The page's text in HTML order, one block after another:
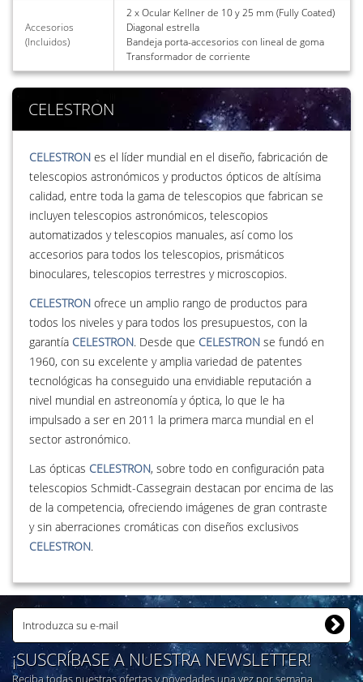
Accesorios
(Incluidos)
2 x Ocular Kellner de 10 y 25 mm (Fully Coated)
Diagonal estrella
Bandeja porta-accesorios con lineal de goma
Transformador de corriente
CELESTRON
CELESTRON es el líder mundial en el diseño, fabricación de
telescopios astronómicos y productos ópticos de altísima
calidad, entre toda la gama de telescopios que fabrican se
incluyen telescopios astronómicos, telescopios
automatizados y telescopios manuales, así como los
accesorios para todos los telescopios, prismáticos
binoculares, telescopios terrestres y microscopios.
CELESTRON ofrece un amplio rango de productos para
todos los niveles y para todos los presupuestos, con la
garantía CELESTRON. Desde que CELESTRON se fundó en
1960, con su excelente y amplia variedad de patentes
tecnológicas ha conseguido una envidiable reputación a
nivel mundial en astreonomía y óptica, lo que le ha
impulsado a ser en 2011 la primera marca mundial en el
sector astronómico.
Las ópticas CELESTRON, sobre todo en configuración pata
telescopios Schmidt-Cassegrain destacan por encima de las
de la competencia, ofreciendo imágenes de gran contraste
y sin aberraciones cromáticas con diseños exclusivos
CELESTRON.
¡SUSCRÍBASE A NUESTRA NEWSLETTER!
Reciba todas nuestras ofertas y novedades una vez por semana